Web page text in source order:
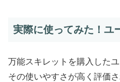
実際に使ってみた！ユ
万能スキレットを購入した
その使いやすさが高く評価